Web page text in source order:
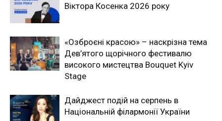
Віктора Косенка 2026 року
«Озброєні красою» – наскрізна тема
Дев’ятого щорічного фестивалю
високого мистецтва Bouquet Kyiv
Stage
Дайджест подій на серпень в
Національній філармонії України